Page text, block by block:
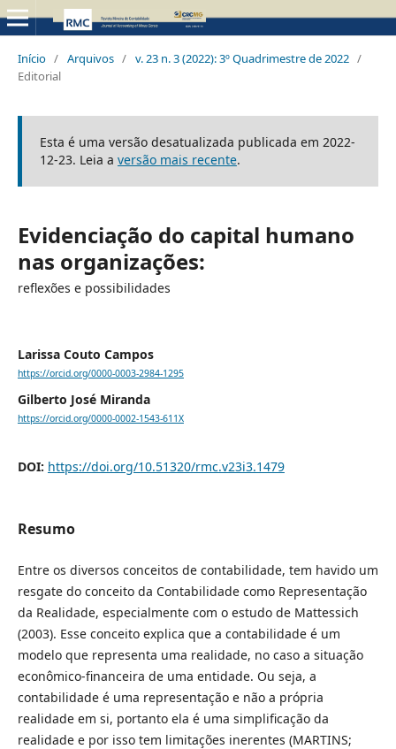
Início / Arquivos / v. 23 n. 3 (2022): 3º Quadrimestre de 2022 /
Editorial
Esta é uma versão desatualizada publicada em 2022-
12-23. Leia a versão mais recente.
Evidenciação do capital humano
nas organizações:
reflexões e possibilidades
Larissa Couto Campos
https://orcid.org/0000-0003-2984-1295
Gilberto José Miranda
https://orcid.org/0000-0002-1543-611X
DOI: https://doi.org/10.51320/rmc.v23i3.1479
Resumo
Entre os diversos conceitos de contabilidade, tem havido um
resgate do conceito da Contabilidade como Representação
da Realidade, especialmente com o estudo de Mattessich
(2003). Esse conceito explica que a contabilidade é um
modelo que representa uma realidade, no caso a situação
econômico-financeira de uma entidade. Ou seja, a
contabilidade é uma representação e não a própria
realidade em si, portanto ela é uma simplificação da
realidade e por isso tem limitações inerentes (MARTINS;